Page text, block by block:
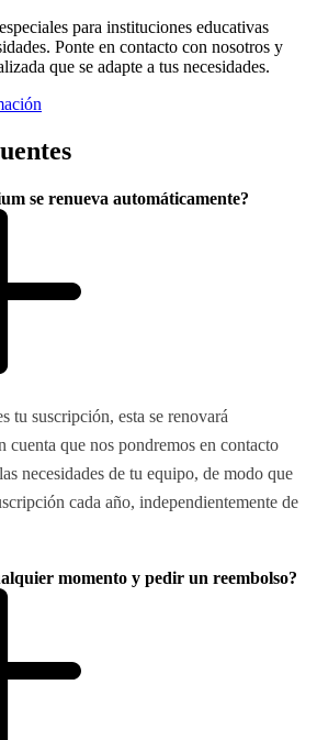
para instituciones educativas
Ponte en contacto con nosotros y
que se adapte a tus necesidades.
se renueva automáticamente?
tu suscripción, esta se renovará
cuenta que nos pondremos en contacto
necesidades de tu equipo, de modo que
cada año, independientemente de
momento y pedir un reembolso?